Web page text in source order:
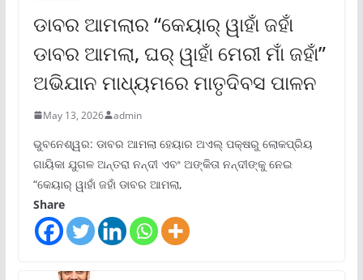
ଡାବର ଆମଲାର “କେୟାର୍ ୱାହାଁ ଜହାଁ
ଡାବର ଆମଲା, ଘର୍ ୱାହାଁ ମେରୀ ମାଁ ଜହାଁ”
ଅଭିଯାନ ମାଧ୍ୟମରେ ମାତୃଦିବସ ପାଳନ
May 13, 2026 admin
ଭୁବନେଶ୍ୱର: ଡାବର ଆମଲା ହେୟାର ଅଏଲ୍ ପକ୍ଷରୁ ଲୋକପ୍ରିୟ
ଗାୟିକା ଯୁଗଳ ଅନ୍ତରା ନନ୍ଦୀ ଏବଂ ଅଙ୍କିତା ନନ୍ଦୀଙ୍କୁ ନେଇ
“କେୟାର୍ ୱାହାଁ ଜହାଁ ଡାବର ଆମଲା,
Share